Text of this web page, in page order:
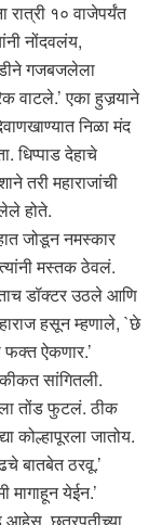
रात्री १० वाजेपर्यंत
नोंदवलंय,
गजबजलेला
वाटले.’ एका हुजर्‍याने
निळा मंद
धिप्पाड देहाचे
तरी महाराजांची
होते.
जोडून नमस्कार
मस्तक ठेवलं.
डॉक्टर उठले आणि
हसून म्हणाले, `छे
फक्त ऐकणार.’
सांगितली.
तोंड फुटलं. ठीक
कोल्हापूरला जातोय.
बातबेत ठरवू.’
मागाहून येईन.’
आहेस. छत्रपतीच्या